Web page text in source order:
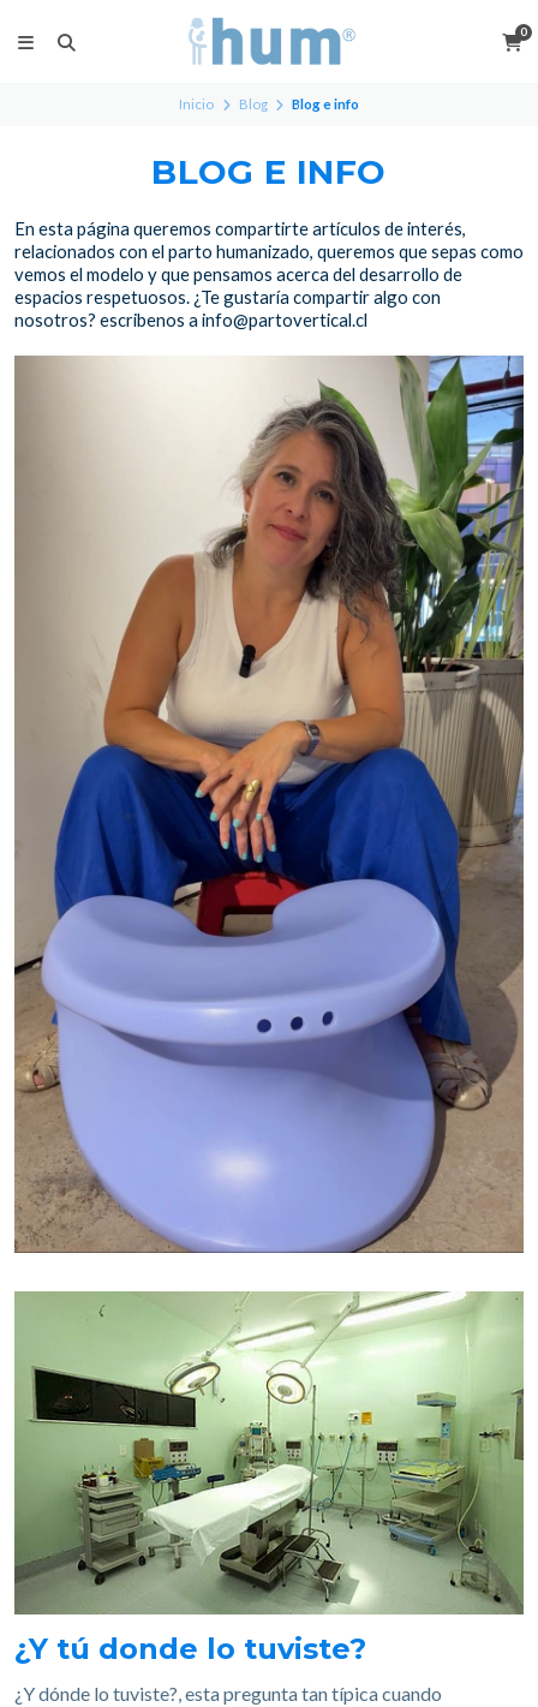
0
Inicio Blog Blog e info
BLOG E INFO
En esta página queremos compartirte artículos de interés,
relacionados con el parto humanizado, queremos que sepas como
vemos el modelo y que pensamos acerca del desarrollo de
espacios respetuosos. ¿Te gustaría compartir algo con
nosotros? escribenos a info@partovertical.cl
¿Y tú donde lo tuviste?
¿Y dónde lo tuviste?, esta pregunta tan típica cuando